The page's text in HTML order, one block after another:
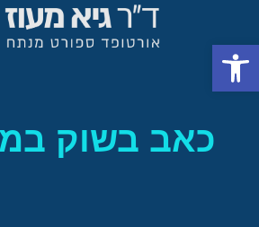
כאב בשוק
פתח סרגל נגישות